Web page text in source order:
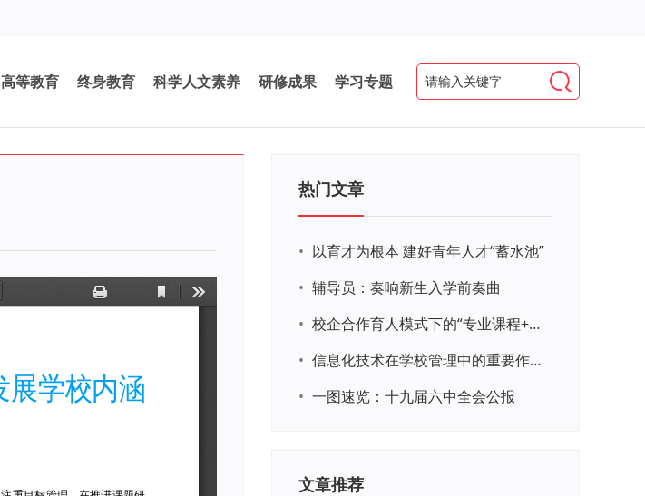
高等教育 终身教育 科学人文素养 研修成果 学习专题
热门文章
• 以育才为根本 建好青年人才“蓄水池”
• 辅导员：奏响新生入学前奏曲
•
校企合作育人模式下的“专业课程+思政教育+党建活动”交叉融合的课程思政教学探索与实践
•
信息化技术在学校管理中的重要作用 ——以贵州省威宁民族中学和校园使用等为例
• 一图速览：十九届六中全会公报
文章推荐